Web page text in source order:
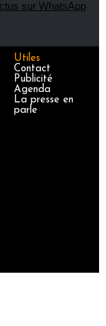
Utiles
Contact
Publicité
Agenda
La presse en
parle